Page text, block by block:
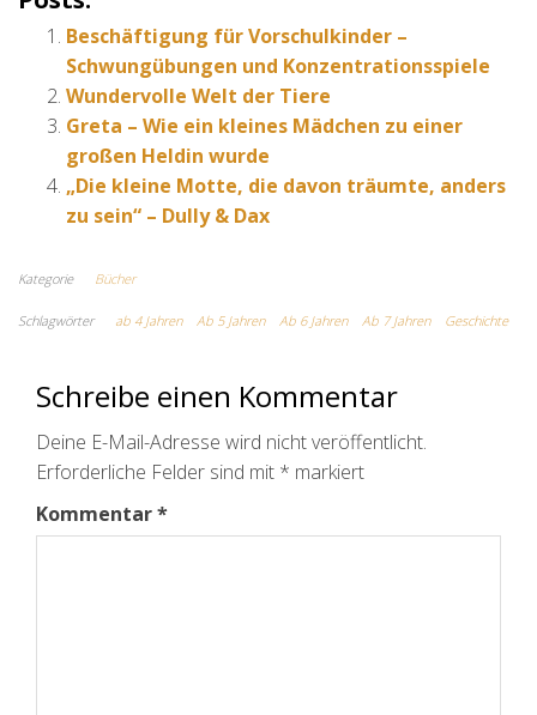
Beschäftigung für Vorschulkinder –
Schwungübungen und Konzentrationsspiele
Wundervolle Welt der Tiere
Greta – Wie ein kleines Mädchen zu einer
großen Heldin wurde
„Die kleine Motte, die davon träumte, anders
zu sein“ – Dully & Dax
Kategorie Bücher
Schlagwörter ab 4 Jahren Ab 5 Jahren Ab 6 Jahren Ab 7 Jahren Geschichte
Schreibe einen Kommentar
Deine E-Mail-Adresse wird nicht veröffentlicht.
Erforderliche Felder sind mit * markiert
Kommentar*